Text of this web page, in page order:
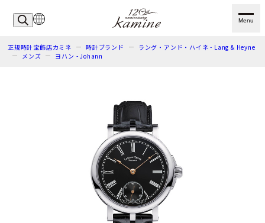
Menu
正規時計宝飾店カミネ 時計ブランド
ラング・アンド・ハイネ - Lang & Heyne
メンズ
ヨハン - Johann